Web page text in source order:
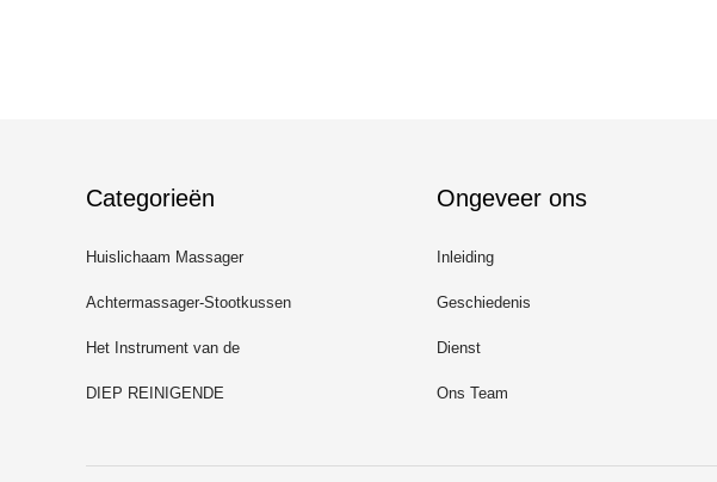
Categorieën
Huislichaam Massager
Achtermassager-Stootkussen
Het Instrument van de
gezichtsschoonheid
DIEP REINIGENDE
Ongeveer ons
Inleiding
Geschiedenis
Dienst
Ons Team